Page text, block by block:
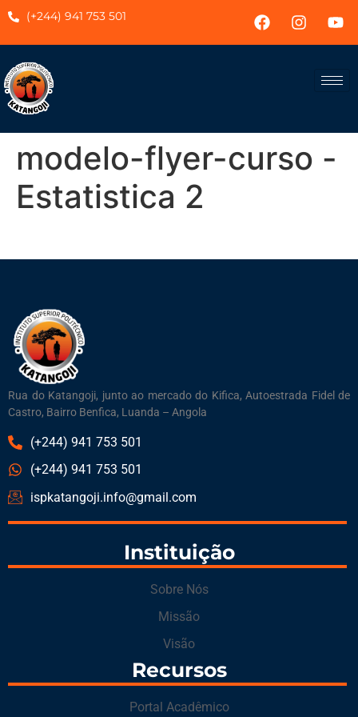
(+244) 941 753 501
modelo-flyer-curso -
Estatistica 2
Rua do Katangoji, junto ao mercado do Kifica, Autoestrada Fidel de
Castro, Bairro Benfica, Luanda – Angola
(+244) 941 753 501
(+244) 941 753 501
ispkatangoji.info@gmail.com
Instituição
Sobre Nós
Missão
Visão
Recursos
Portal Acadêmico